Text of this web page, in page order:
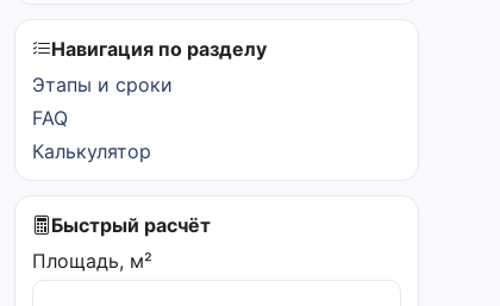
Навигация по разделу
Этапы и сроки
FAQ
Калькулятор
Быстрый расчёт
Площадь, м²